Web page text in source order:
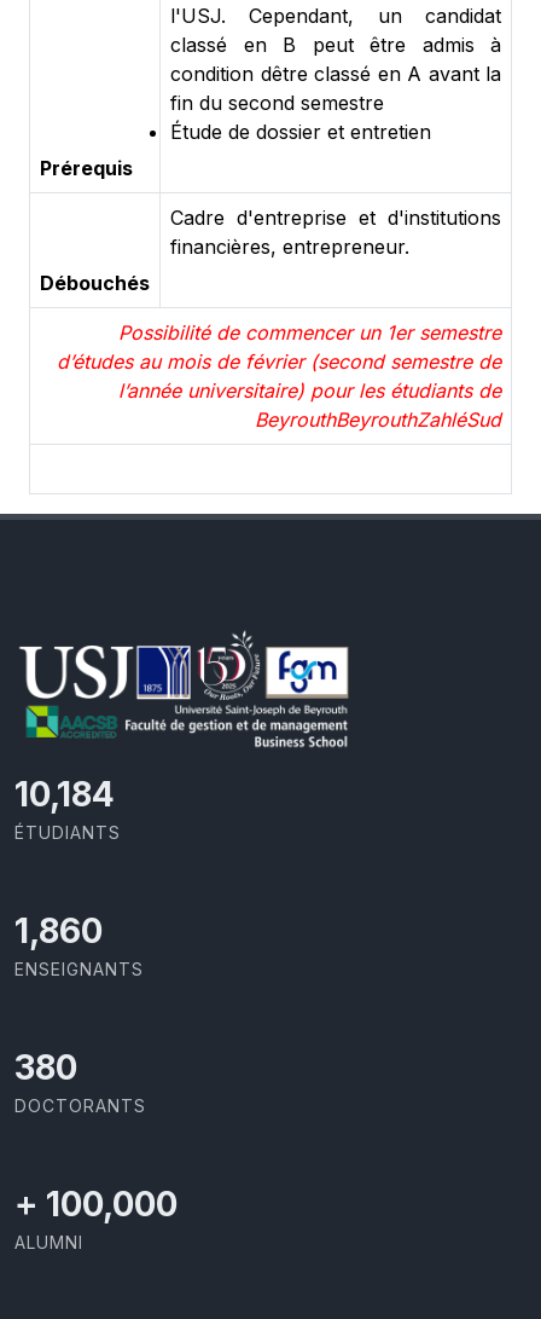
Prérequis
l'USJ. Cependant, un candidat
classé en B peut être admis à
condition dêtre classé en A avant la
fin du second semestre
Étude de dossier et entretien
Débouchés
Cadre d'entreprise et d'institutions
financières, entrepreneur.
Possibilité de commencer un 1er semestre
d’études au mois de février (second semestre de
l’année universitaire) pour les étudiants de
BeyrouthBeyrouthZahléSud
11,110
ÉTUDIANTS
2,029
ENSEIGNANTS
414
DOCTORANTS
+ 100,000
ALUMNI